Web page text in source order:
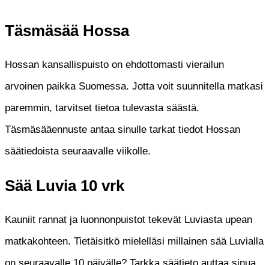
Täsmäsää Hossa
Hossan kansallispuisto on ehdottomasti vierailun
arvoinen paikka Suomessa. Jotta voit suunnitella matkasi
paremmin, tarvitset tietoa tulevasta säästä.
Täsmäsääennuste antaa sinulle tarkat tiedot Hossan
säätiedoista seuraavalle viikolle.
Sää Luvia 10 vrk
Kauniit rannat ja luonnonpuistot tekevät Luviasta upean
matkakohteen. Tietäisitkö mielelläsi millainen sää Luvialla